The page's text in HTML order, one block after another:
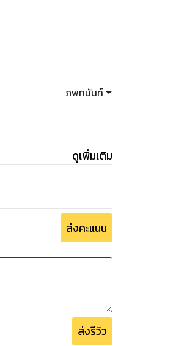
คุณ ความรัก ความ
ภพทนันท์
ดูเพิ่มเติม
ส่งคะแนน
ส่งรีวิว